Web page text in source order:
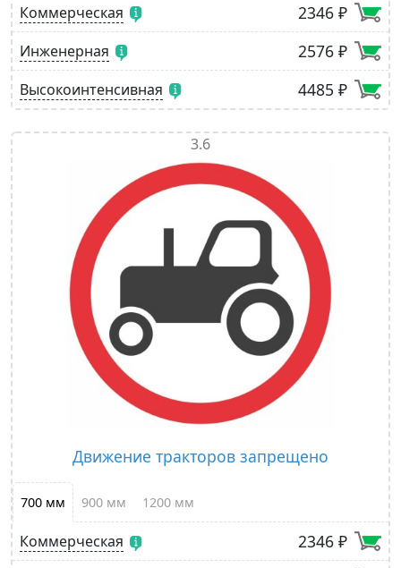
Коммерческая 2346 ₽
Инженерная 2576 ₽
Высокоинтенсивная 4485 ₽
3.6
Движение тракторов запрещено
700 мм 900 мм 1200 мм
Коммерческая 2346 ₽